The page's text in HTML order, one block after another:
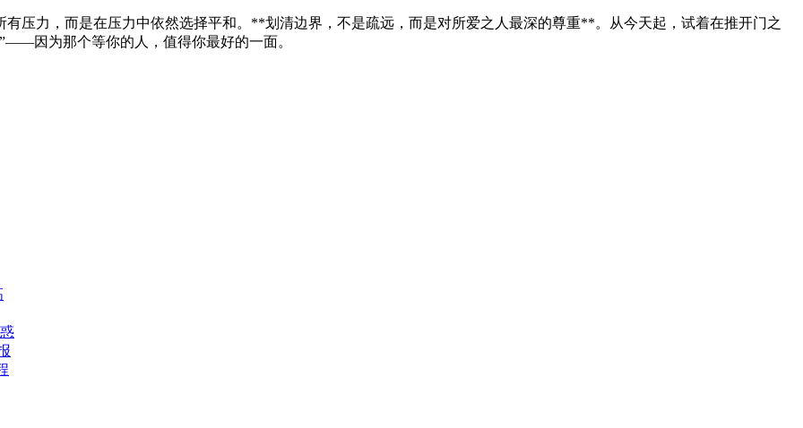
压力，而是在压力中依然选择平和。**划清边界，不是疏远，而是对所爱之人最深的尊重**。从今天起，试着在推开门之
因为那个等你的人，值得你最好的一面。